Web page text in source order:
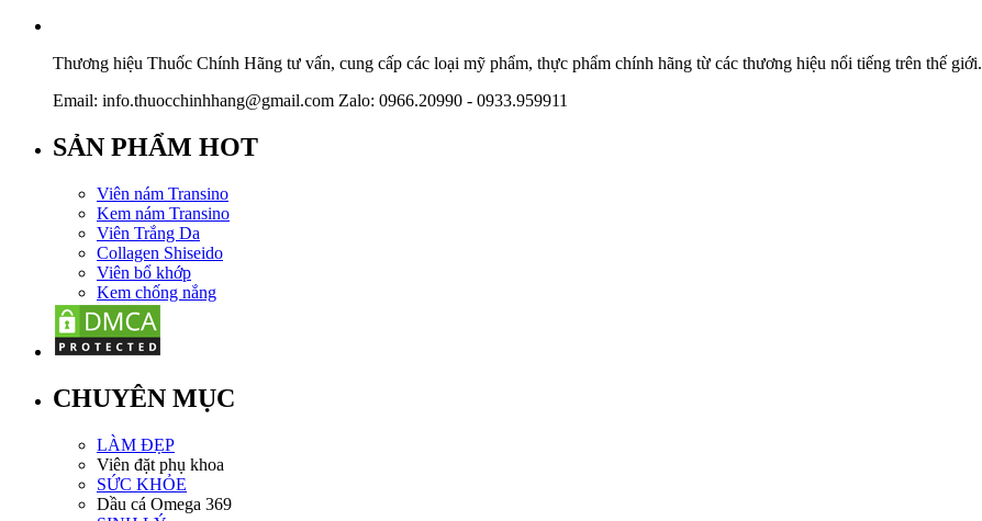
Thương hiệu Thuốc Chính Hãng tư vấn, cung cấp các loại mỹ phẩm, thực phẩm chính hãng từ các thương hiệu nổi tiếng trên thế giới.
Email: info.thuocchinhhang@gmail.com Zalo: 0966.20990 - 0933.959911
SẢN PHẨM HOT
Viên nám Transino
Kem nám Transino
Viên Trắng Da
Collagen Shiseido
Viên bổ khớp
Kem chống nắng
CHUYÊN MỤC
LÀM ĐẸP
Viên đặt phụ khoa
SỨC KHỎE
Dầu cá Omega 369